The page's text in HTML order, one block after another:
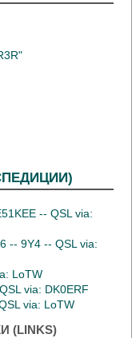
-- QSL via:
-- 9Y4 -- QSL via:
LoTW
via: DK0ERF
via: LoTW
(LINKS)